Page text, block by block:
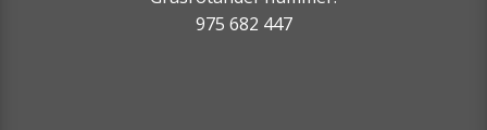
975 682 447